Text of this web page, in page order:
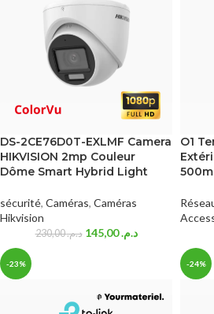
DS-2CE76D0T-EXLMF Camera
HIKVISION 2mp Couleur
Dôme Smart Hybrid Light
sécurité, Caméras, Caméras
Hikvision
د.م.230,00 د.م.145,00
O1
500m
-23% -24%